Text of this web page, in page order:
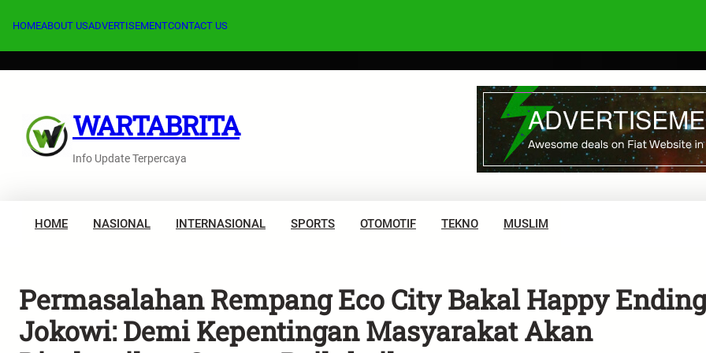
HOMEABOUT USADVERTISEMENTCONTACT US
WARTABRITA
Info Update Terpercaya
HOME NASIONAL INTERNASIONAL SPORTS OTOMOTIF TEKNO MUSLIM
Permasalahan Rempang Eco City Bakal Happy
Jokowi: Demi Kepentingan Masyarakat Akan